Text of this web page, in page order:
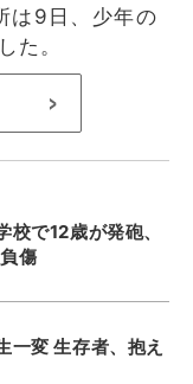
は9日、少年の
た。
>
校で12歳が発砲、
傷
一変 生存者、抱え